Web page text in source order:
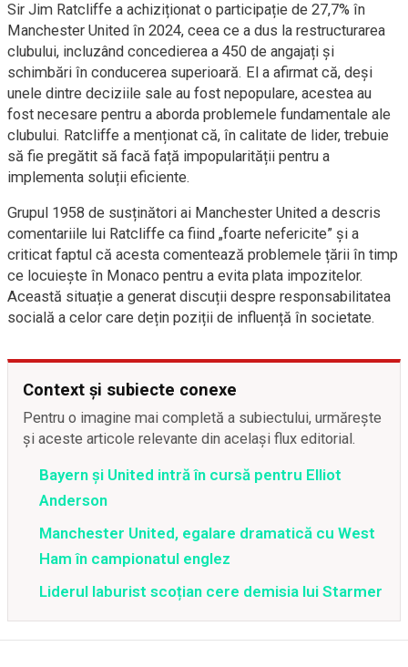
Sir Jim Ratcliffe a achiziționat o participație de 27,7% în
Manchester United în 2024, ceea ce a dus la restructurarea
clubului, incluzând concedierea a 450 de angajați și
schimbări în conducerea superioară. El a afirmat că, deși
unele dintre deciziile sale au fost nepopulare, acestea au
fost necesare pentru a aborda problemele fundamentale ale
clubului. Ratcliffe a menționat că, în calitate de lider, trebuie
să fie pregătit să facă față impopularității pentru a
implementa soluții eficiente.
Grupul 1958 de susținători ai Manchester United a descris
comentariile lui Ratcliffe ca fiind „foarte nefericite” și a
criticat faptul că acesta comentează problemele țării în timp
ce locuiește în Monaco pentru a evita plata impozitelor.
Această situație a generat discuții despre responsabilitatea
socială a celor care dețin poziții de influență în societate.
Context și subiecte conexe
Pentru o imagine mai completă a subiectului, urmărește
și aceste articole relevante din același flux editorial.
Bayern și United intră în cursă pentru Elliot
Anderson
Manchester United, egalare dramatică cu West
Ham în campionatul englez
Liderul laburist scoțian cere demisia lui Starmer